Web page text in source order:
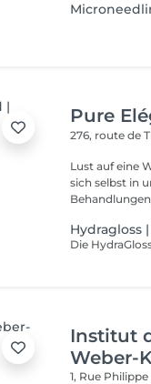
Pure
276, route de
Lust auf eine Wohlfühlpause?
sich selbst in
Hydragloss
Institut
Weber-
1, Rue